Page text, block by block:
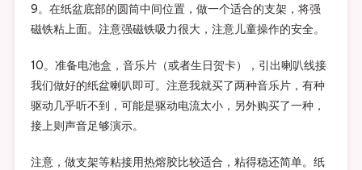
9。在纸盆底部的圆筒中间位置，做一个适合的支架，将强
磁铁粘上面。注意强磁铁吸力很大，注意儿童操作的安全。
10。准备电池盒，音乐片（或者生日贺卡），引出喇叭线接
我们做好的纸盆喇叭即可。注意我就买了两种音乐片，有种
驱动几乎听不到，可能是驱动电流太小，另外购买了一种，
接上则声音足够演示。
注意，做支架等粘接用热熔胶比较适合，粘得稳还简单。纸